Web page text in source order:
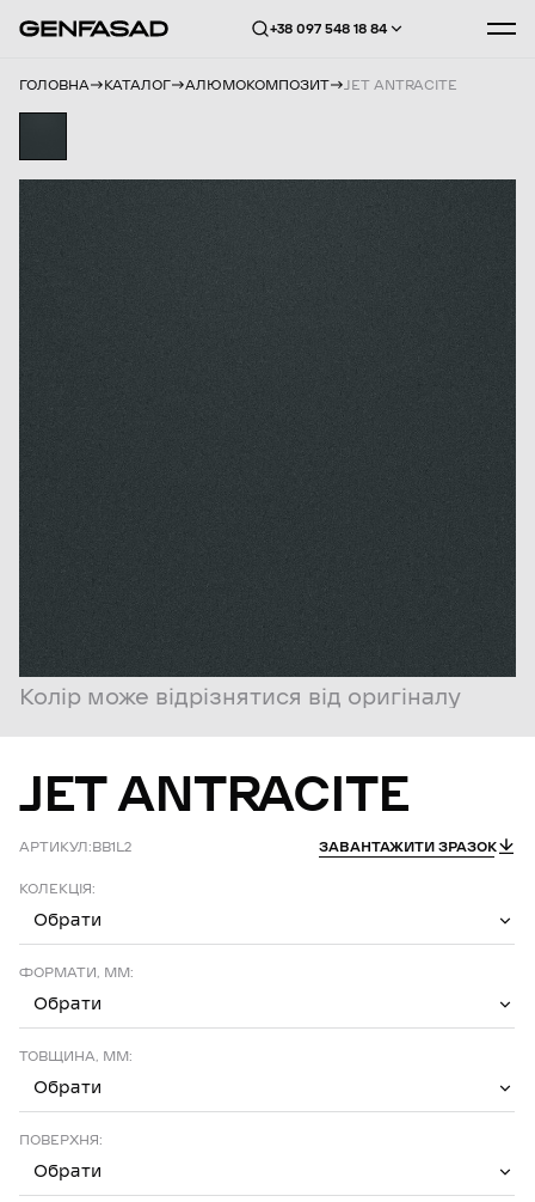
+38 097 548 18 84
ГОЛОВНА КАТАЛОГ АЛЮМОКОМПОЗИТ JET ANTRACITE
Колір може відрізнятися від оригіналу
JETANTRACITE
АРТИКУЛ:BB1L2 ЗАВАНТАЖИТИ ЗРАЗОК
КОЛЕКЦІЯ:
Обрати
ФОРМАТИ, ММ:
Обрати
ТОВЩИНА, ММ:
Обрати
ПОВЕРХНЯ:
Обрати